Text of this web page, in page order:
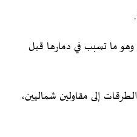
ما تسبب في دمارها قبل
إلى مقاولين شماليين،